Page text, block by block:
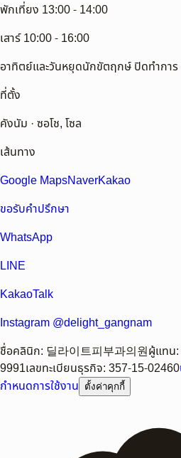
พักเที่ยง 13:00 - 14:00
เสาร์ 10:00 - 16:00
อาทิตย์และวันหยุดนักขัตฤกษ์ ปิดทำการ
ที่ตั้ง
คังนัม · ซอโช, โซล
เส้นทาง
Google MapsNaverKakao
ขอรับคำปรึกษา
WhatsApp
LINE
KakaoTalk
Instagram @delight_gangnam
ชื่อคลินิก: 딜라이트피부과의원ผู้แทน:
9991เลขทะเบียนธุรกิจ: 357-15-02460
กำหนดการใช้งาน
ตั้งค่าคุกกี้